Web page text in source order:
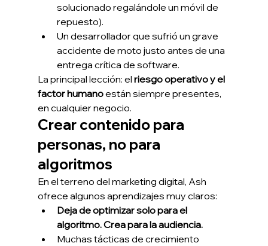
solucionado regalándole un móvil de
repuesto).
Un desarrollador que sufrió un grave
accidente de moto justo antes de una
entrega crítica de software.
La principal lección: el riesgo operativo y el
factor humano están siempre presentes,
en cualquier negocio.
Crear contenido para
personas, no para
algoritmos
En el terreno del marketing digital, Ash
ofrece algunos aprendizajes muy claros:
Deja de optimizar solo para el
algoritmo. Crea para la audiencia.
Muchas tácticas de crecimiento